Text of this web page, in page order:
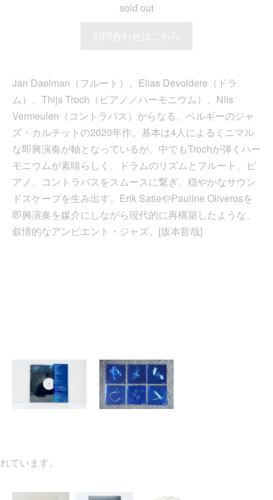
sold out
お問合わせはこちら
Jan Daelman（フルート）、Elias Devoldere（ドラ
ム）、Thijs Troch（ピアノ／ハーモニウム）、Nils
Vermeulen（コントラバス）からなる、ベルギーのジャ
ズ・カルテットの2020年作。基本は4人によるミニマル
な即興演奏が軸となっているが、中でもTrochが弾くハー
モニウムが素晴らしく、ドラムのリズムとフルート、ピ
アノ、コントラバスをスムースに繋ぎ、穏やかなサウン
ドスケープを生み出す。Erik SatieやPauline Oliverosを
即興演奏を媒介にしながら現代的に再構築したような、
叙情的なアンビエント・ジャズ。[坂本哲哉]
います。